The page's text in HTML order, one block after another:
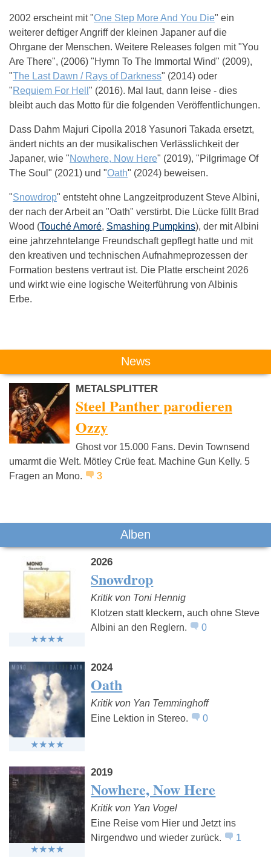
2002 erscheint mit "One Step More And You Die" ein
weiterer deftiger Angriff der kleinen Japaner auf die
Ohrgane der Menschen. Weitere Releases folgen mit "You
Are There", (2006) "Hymn To The Immortal Wind" (2009),
"The Last Dawn / Rays of Darkness" (2014) oder
"Requiem For Hell " (2016). Mal laut, dann leise - dies
bleibt auch das Motto für die folgenden Veröffentlichungen.
Dass Dahm Majuri Cipolla 2018 Yasunori Takada ersetzt,
ändert nichts an der musikalischen Verlässlichkeit der
Japaner, wie "Nowhere, Now Here" (2019), "Pilgrimage Of
The Soul" (2021) und "Oath" (2024) beweisen.
"Snowdrop" entsteht ohne Langzeitproduzent Steve Albini,
der nach der Arbeit an "Oath" verstirbt. Die Lücke füllt Brad
Wood (Touché Amoré, Smashing Pumpkins), der mit Albini
eine jahrzehntelange Freundschaft gepflegt hatte und mit
den kreativen und technischen Aufnahmeprozessen der
Formation bestens vertraut ist. Die Platte erscheint 2026
und wirkt wie eine logische Weiterführung von Albinis
Erbe.
Das könnte Dich auch interessieren:
Mogwai Porcupine Tree Kyuss
News
METALSPLITTER
Steel Panther parodieren
Ozzy
Ghost vor 15.000 Fans. Devin Townsend
umarmt die Welt. Mötley Crüe feat. Machine Gun Kelly. 5
Fragen an Mono.
3
Alben
2026
Snowdrop
Kritik von Toni Hennig
Klotzen statt kleckern, auch ohne Steve
Albini an den Reglern.
0
2024
Oath
Kritik von Yan Temminghoff
Eine Lektion in Stereo.
0
2019
Nowhere, Now Here
Kritik von Yan Vogel
Eine Reise vom Hier und Jetzt ins
Nirgendwo und wieder zurück.
1